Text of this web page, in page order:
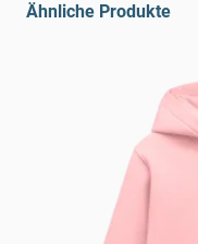
Ähnliche Produkte